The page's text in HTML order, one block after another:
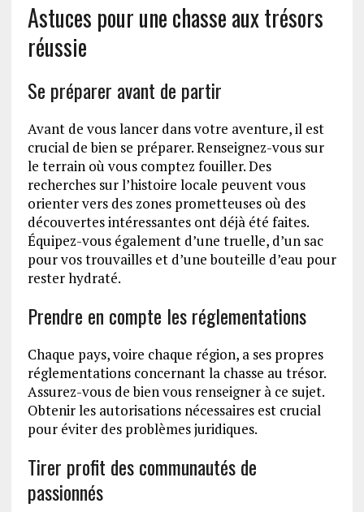
Astuces pour une chasse aux trésors
réussie
Se préparer avant de partir
Avant de vous lancer dans votre aventure, il est
crucial de bien se préparer. Renseignez-vous sur
le terrain où vous comptez fouiller. Des
recherches sur l’histoire locale peuvent vous
orienter vers des zones prometteuses où des
découvertes intéressantes ont déjà été faites.
Équipez-vous également d’une truelle, d’un sac
pour vos trouvailles et d’une bouteille d’eau pour
rester hydraté.
Prendre en compte les réglementations
Chaque pays, voire chaque région, a ses propres
réglementations concernant la chasse au trésor.
Assurez-vous de bien vous renseigner à ce sujet.
Obtenir les autorisations nécessaires est crucial
pour éviter des problèmes juridiques.
Tirer profit des communautés de
passionnés